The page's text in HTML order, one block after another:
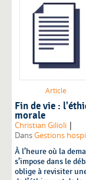
Article
Fin de vie :
morale
Christian Gilioli |
DansGestions
À l’heure où la
s’impose dans le
oblige à revisiter